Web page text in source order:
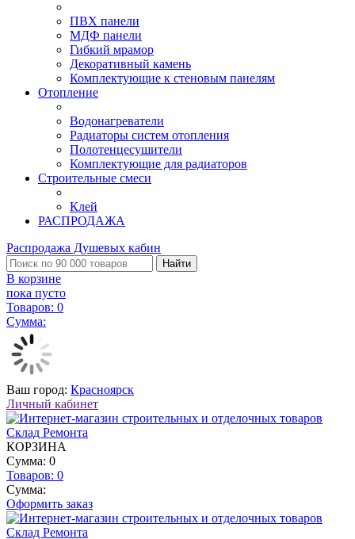
ПВХ панели
МДФ панели
Гибкий мрамор
Декоративный камень
Комплектующие к стеновым панелям
Отопление
Водонагреватели
Радиаторы систем отопления
Полотенцесушители
Комплектующие для радиаторов
Строительные смеси
Клей
РАСПРОДАЖА
Распродажа Душевых кабин
Найти
В корзине
пока пусто
Товаров: 0
Сумма:
Ваш город: Красноярск
Личный кабинет
КОРЗИНА
Сумма: 0
Товаров: 0
Сумма:
Оформить заказ